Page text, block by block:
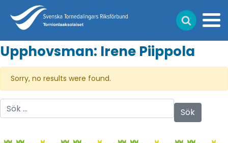
Upphovsman: Irene Piippola
Sorry, no results were found.
Sök efter: